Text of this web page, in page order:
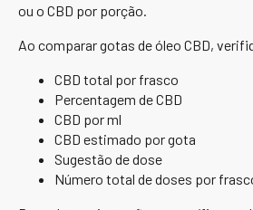
ou o CBD por porção.
Ao comparar gotas de óleo CBD,
CBD total por frasco
Percentagem de CBD
CBD por ml
CBD estimado por gota
Sugestão de dose
Número total de doses por